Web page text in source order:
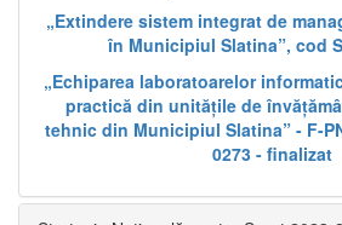
„Extindere sistem integrat de
în Municipiul Slatina”, cod
„Echiparea laboratoarelor
practică din unitățile de
tehnic din Municipiul Slatina” - F-
0273 - finalizat